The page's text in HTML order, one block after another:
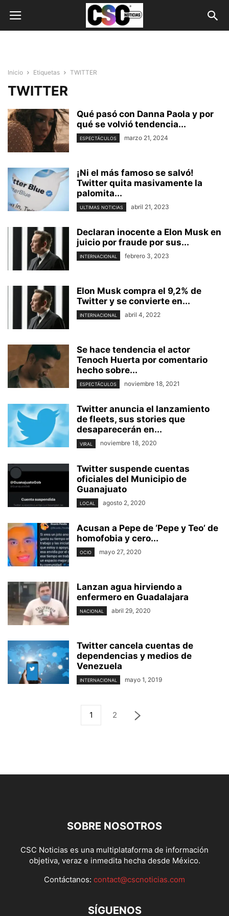
Inicio Etiquetas TWITTER
TWITTER
Qué pasó con Danna Paola y por
qué se volvió tendencia...
ESPECTÁCULOS marzo 21, 2024
¡Ni el más famoso se salvó!
Twitter quita masivamente la
palomita...
ULTIMAS NOTICIAS abril 21, 2023
Declaran inocente a Elon Musk en
juicio por fraude por sus...
INTERNACIONAL febrero 3, 2023
Elon Musk compra el 9,2% de
Twitter y se convierte en...
INTERNACIONAL abril 4, 2022
Se hace tendencia el actor
Tenoch Huerta por comentario
hecho sobre...
ESPECTÁCULOS noviembre 18, 2021
Twitter anuncia el lanzamiento
de fleets, sus stories que
desaparecerán en...
VIRAL noviembre 18, 2020
Twitter suspende cuentas
oficiales del Municipio de
Guanajuato
LOCAL agosto 2, 2020
Acusan a Pepe de ‘Pepe y Teo’ de
homofobia y cero...
OCIO mayo 27, 2020
Lanzan agua hirviendo a
enfermero en Guadalajara
NACIONAL abril 29, 2020
Twitter cancela cuentas de
dependencias y medios de
Venezuela
INTERNACIONAL mayo 1, 2019
1 2
SOBRE NOSOTROS
CSC Noticias es una multiplataforma de información
objetiva, veraz e inmedita hecha desde México.
Contáctanos: contact@cscnoticias.com
SÍGUENOS